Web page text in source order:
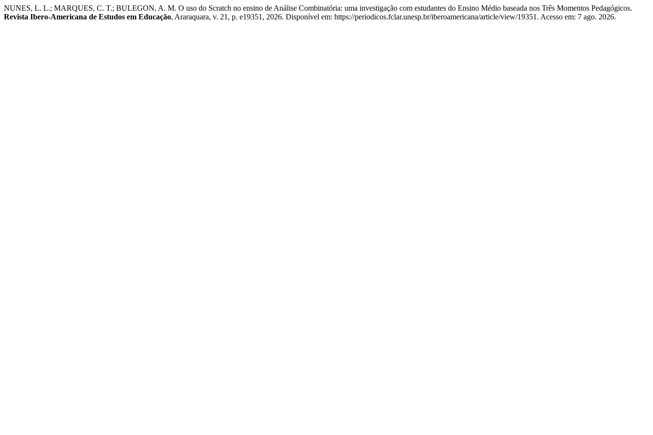
NUNES, L. L.; MARQUES, C. T.; BULEGON, A. M. O uso do Scratch no ensino de Análise Combinatória: uma investigação com estudantes do Ensino Médio baseada nos Três Momentos Pedagógicos.
Revista Ibero-Americana de Estudos em Educação, Araraquara, v. 21, p. e19351, 2026. Disponível em: https://periodicos.fclar.unesp.br/iberoamericana/article/view/19351. Acesso em: 7 ago. 2026.